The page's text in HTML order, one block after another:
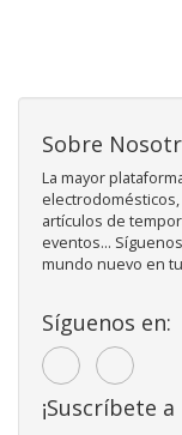
Sobre
La mayor
artículos de
eventos...
mundo nuevo en
Síguenos en:
¡Suscríbete